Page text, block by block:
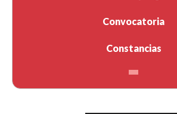
Convocatoria
Constancias